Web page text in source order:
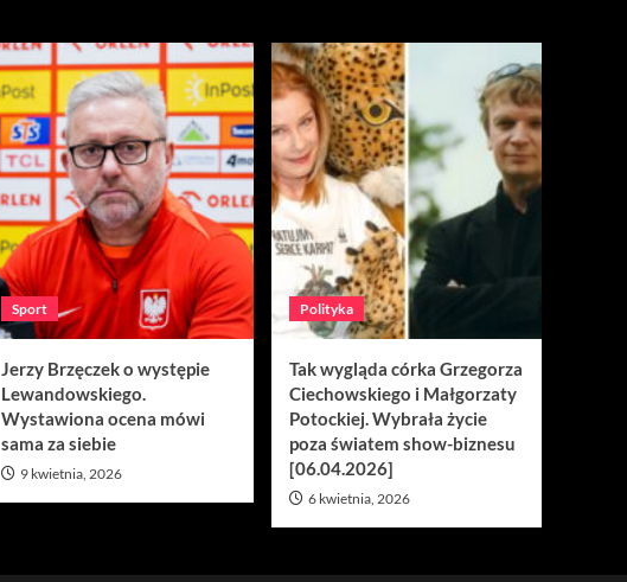
Sport
Jerzy Brzęczek o występie
Lewandowskiego.
Wystawiona ocena mówi
sama za siebie
9 kwietnia, 2026
Polityka
Tak wygląda córka Grzegorza
Ciechowskiego i Małgorzaty
Potockiej. Wybrała życie
poza światem show-biznesu
[06.04.2026]
6 kwietnia, 2026